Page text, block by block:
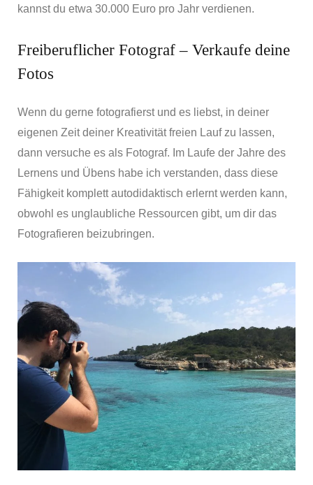
kannst du etwa 30.000 Euro pro Jahr verdienen.
Freiberuflicher Fotograf – Verkaufe deine
Fotos
Wenn du gerne fotografierst und es liebst, in deiner
eigenen Zeit deiner Kreativität freien Lauf zu lassen,
dann versuche es als Fotograf. Im Laufe der Jahre des
Lernens und Übens habe ich verstanden, dass diese
Fähigkeit komplett autodidaktisch erlernt werden kann,
obwohl es unglaubliche Ressourcen gibt, um dir das
Fotografieren beizubringen.